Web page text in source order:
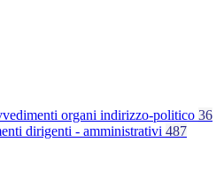
organi indirizzo-politico 36
dirigenti - amministrativi 487